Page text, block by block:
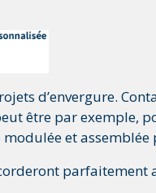
d’envergure.
être par exemple,
et
parfaitement